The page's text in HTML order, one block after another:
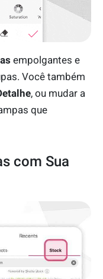
empolgantes e
Você também
, ou mudar a
que
com Sua